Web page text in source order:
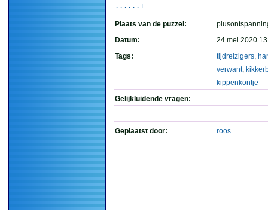
......T
Plaats van de puzzel:
Datum:
24 mei 2020
Tags:
tijdreizigers,
verwant,
kippenkontje
Gelijkluidende vragen:
Geplaatst door: roos